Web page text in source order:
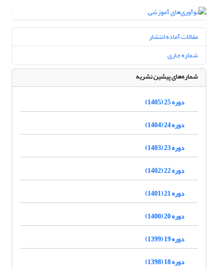
مقالات آماده انتشار
شماره جاری
شماره‌های پیشین نشریه
دوره 25 (1405)
دوره 24 (1404)
دوره 23 (1403)
دوره 22 (1402)
دوره 21 (1401)
دوره 20 (1400)
دوره 19 (1399)
دوره 18 (1398)